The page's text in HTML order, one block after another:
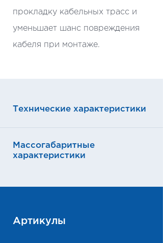
прокладку кабельных трасс и
уменьшает шанс повреждения
кабеля при монтаже.
Технические характеристики
Массогабаритные
характеристики
Артикулы